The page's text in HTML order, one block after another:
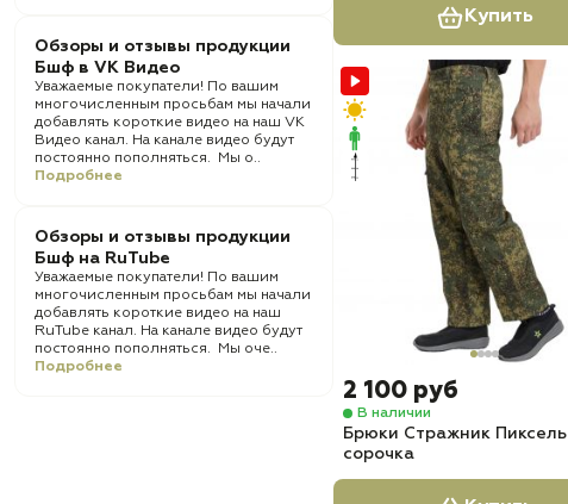
Обзоры и отзывы продукции
Бшф в VK Видео
Уважаемые покупатели! По вашим
многочисленным просьбам мы начали
добавлять короткие видео на наш VK
Видео канал. На канале видео будут
постоянно пополняться. Мы о..
Подробнее
Обзоры и отзывы продукции
Бшф на RuTube
Уважаемые покупатели! По вашим
многочисленным просьбам мы начали
добавлять короткие видео на наш
RuTube канал. На канале видео будут
постоянно пополняться. Мы оче..
Подробнее
Купить
2 100 руб
В наличии
Брюки Стражник Пиксель
сорочка